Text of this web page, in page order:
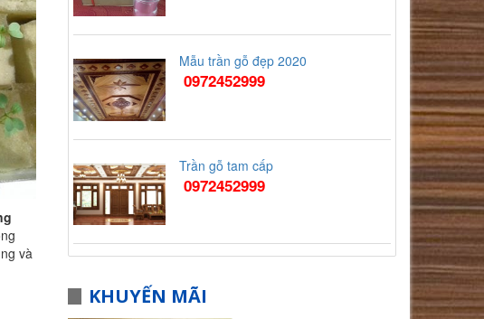
và
Mẫu trần gỗ đẹp 2020
0972452999
Trần gỗ tam cấp
0972452999
KHUYẾN MÃI